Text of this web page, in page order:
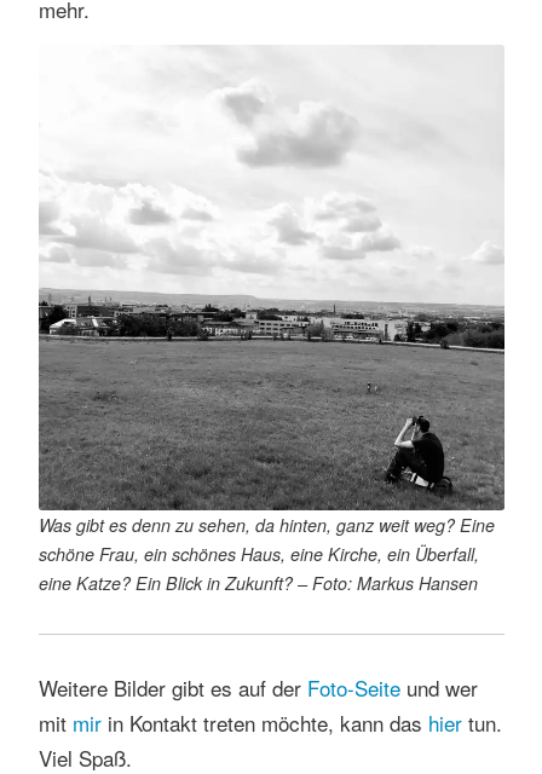
mehr.
Was gibt es denn zu sehen, da hinten, ganz weit weg? Eine
schöne Frau, ein schönes Haus, eine Kirche, ein Überfall,
eine Katze? Ein Blick in Zukunft? – Foto: Markus Hansen
Weitere Bilder gibt es auf der Foto-Seiteund wer
mit mirin Kontakt treten möchte, kann das hiertun.
Viel Spaß.